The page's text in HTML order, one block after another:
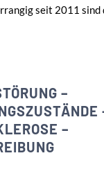
seit 2011 sind
–
–